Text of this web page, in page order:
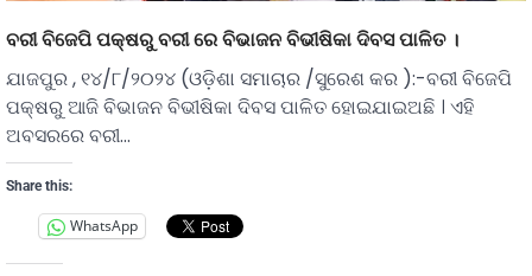
ବରୀ ବିଜେପି ପକ୍ଷରୁ ବରୀ ରେ ବିଭାଜନ ବିଭୀଷିକା ଦିବସ ପାଳିତ ।
ଯାଜପୁର , ୧୪/୮/୨୦୨୪ (ଓଡ଼ିଶା ସମାଚାର /ସୁରେଶ କର ):-ବରୀ ବିଜେପି
ପକ୍ଷରୁ ଆଜି ବିଭାଜନ ବିଭୀଷିକା ଦିବସ ପାଳିତ ହୋଇଯାଇଅଛି । ଏହି
ଅବସରରେ ବରୀ…
Share this:
WhatsApp